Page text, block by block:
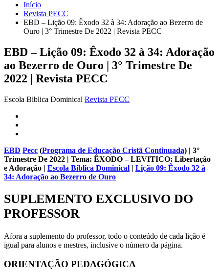
Início
Revista PECC
EBD – Lição 09: Êxodo 32 à 34: Adoração ao Bezerro de
Ouro | 3° Trimestre De 2022 | Revista PECC
EBD – Lição 09: Êxodo 32 à 34: Adoração
ao Bezerro de Ouro | 3° Trimestre De
2022 | Revista PECC
Escola Biblica Dominical Revista PECC
EBD Pecc (Programa de Educação Cristã Continuada) | 3°
Trimestre De 2022 | Tema: ÊXODO – LEVITICO: Libertação
e Adoração | Escola Biblica Dominical | Lição 09: Êxodo 32 à
34: Adoração ao Bezerro de Ouro
SUPLEMENTO EXCLUSIVO DO
PROFESSOR
Afora a suplemento do professor, todo o conteúdo de cada lição é
igual para alunos e mestres, inclusive o número da página.
ORIENTAÇÃO PEDAGÓGICA